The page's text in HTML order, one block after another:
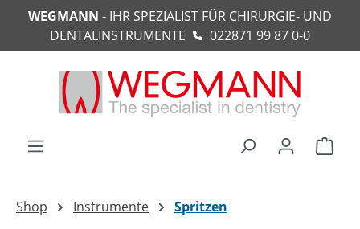
springen
WEGMANN - IHR SPEZIALIST FÜR CHIRURGIE- UND
DENTALINSTRUMENTE
022871 99 87 0-0
Shop Instrumente Spritzen